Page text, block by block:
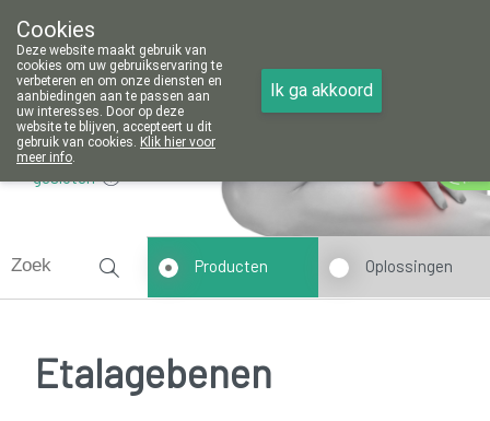
016/81 14 80
gesloten
Producten Oplossingen
Etalagebenen
Cookies
Deze website maakt gebruik van
cookies om uw gebruikservaring te
verbeteren en om onze diensten en
aanbiedingen aan te passen aan
uw interesses. Door op deze
website te blijven, accepteert u dit
gebruik van cookies. Klik hier voor
meer info.
Ik ga akkoord